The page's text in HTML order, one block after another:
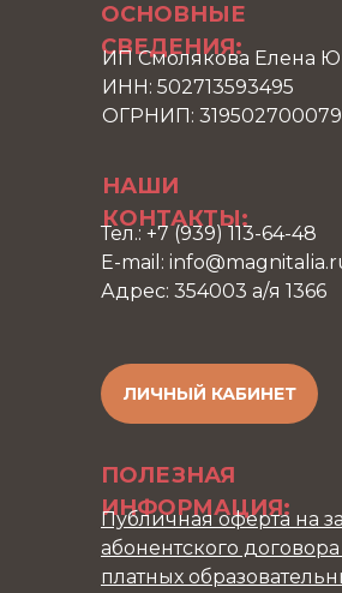
ЛИЧНЫЙ КАБИНЕТ
ОСНОВНЫЕ
СВЕДЕНИЯ:
НАШИ
КОНТАКТЫ:
ПОЛЕЗНАЯ
ИНФОРМАЦИЯ:
ИП Смолякова Елена
ИНН: 502713593495
ОГРНИП:
Публичная оферта на
абонентского
платных
Тел.: +7 (939) 113-64-48
E-mail:
Адрес: 354003 а/я 1366